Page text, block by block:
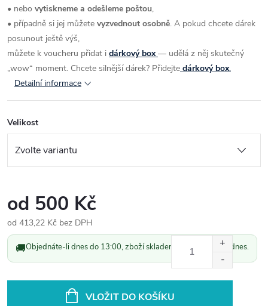
• nebo vytiskneme a odešleme poštou,
• případně si jej můžete vyzvednout osobně. A pokud chcete dárek
posunout ještě výš,
můžete k voucheru přidat i dárkový box — udělá z něj skutečný
„wow“ moment. Chcete silnější dárek? Přidejte dárkový box.
Detailní informace
Velikost
od 500 Kč
od 413,22 Kč bez DPH
Měrná
cena:
🚚Objednáte-li dnes do 13:00, zboží skladem odešleme ještě dnes.
VLOŽIT DO KOŠÍKU